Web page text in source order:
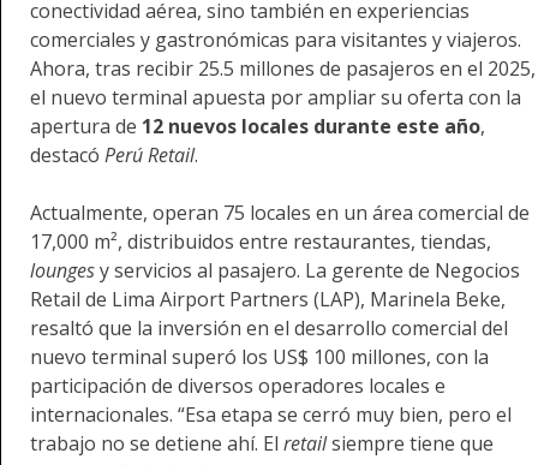
conectividad aérea, sino también en experiencias
comerciales y gastronómicas para visitantes y viajeros.
Ahora, tras recibir 25.5 millones de pasajeros en el 2025,
el nuevo terminal apuesta por ampliar su oferta con la
apertura de 12 nuevos locales durante este año,
destacó Perú Retail.
Actualmente, operan 75 locales en un área comercial de
17,000 m², distribuidos entre restaurantes, tiendas,
loungesy servicios al pasajero. La gerente de Negocios
Retail de Lima Airport Partners (LAP), Marinela Beke,
resaltó que la inversión en el desarrollo comercial del
nuevo terminal superó los US$ 100 millones, con la
participación de diversos operadores locales e
internacionales. “Esa etapa se cerró muy bien, pero el
trabajo no se detiene ahí. El retailsiempre tiene que